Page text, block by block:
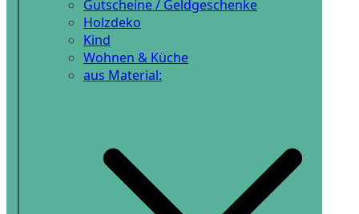
Gutscheine / Geldgeschenke
Holzdeko
Kind
Wohnen & Küche
aus Material: